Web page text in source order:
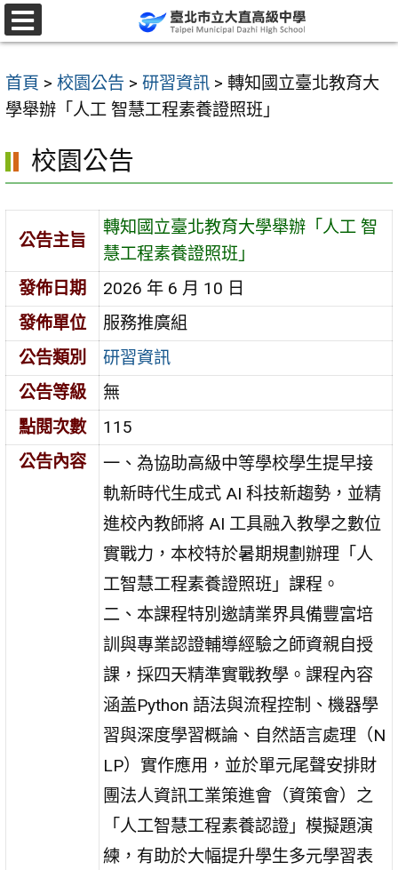
跳
至
要
內
區
首頁 > 校園公告 > 研習資訊 > 轉知國立臺北教育大
學舉辦「人工 智慧工程素養證照班」
校園公告
公告主旨
轉知國立臺北教育大學舉辦「人工 智
慧工程素養證照班」
發佈日期
2026 年 6 月 10 日
發佈單位
服務推廣組
公告類別
研習資訊
公告等級
無
點閱次數
115
公告內容
一、為協助高級中等學校學生提早接
軌新時代生成式 AI 科技新趨勢，並精
進校內教師將 AI 工具融入教學之數位
實戰力，本校特於暑期規劃辦理「人
工智慧工程素養證照班」課程。
二、本課程特別邀請業界具備豐富培
訓與專業認證輔導經驗之師資親自授
課，採四天精準實戰教學。課程內容
涵盖Python 語法與流程控制、機器學
習與深度學習概論、自然語言處理（N
LP）實作應用，並於單元尾聲安排財
團法人資訊工業策進會（資策會）之
「人工智慧工程素養認證」模擬題演
練，有助於大幅提升學生多元學習表
選
單